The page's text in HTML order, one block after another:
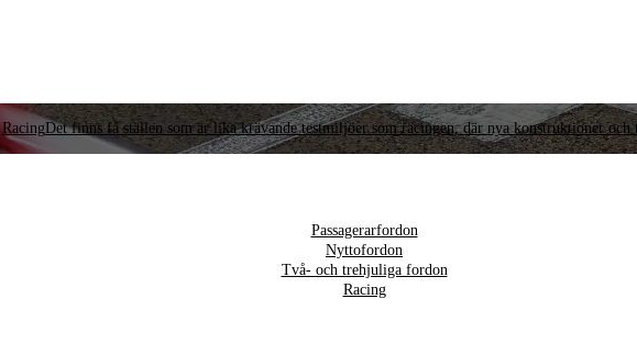
RacingDet finns få ställen som är lika krävande testmiljöer som racingen, där nya konstruktioner och
Passagerarfordon
Nyttofordon
Två- och trehjuliga fordon
Racing